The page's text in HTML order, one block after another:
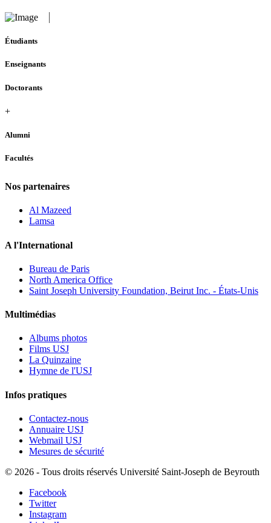
Étudiants
Enseignants
Doctorants
+
Alumni
Facultés
Nos partenaires
Al Mazeed
Lamsa
A l'International
Bureau de Paris
North America Office
Saint Joseph University Foundation, Beirut Inc. - États-Unis
Multimédias
Albums photos
Films USJ
La Quinzaine
Hymne de l'USJ
Infos pratiques
Contactez-nous
Annuaire USJ
Webmail USJ
Mesures de sécurité
© 2026 - Tous droits réservés Université Saint-Joseph de Beyrouth
Facebook
Twitter
Instagram